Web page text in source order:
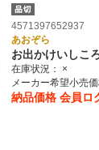
4571397652937
あおぞら
お出かけいしこ
在庫状況：
×
メーカー希望小売
納品価格 会員ロ